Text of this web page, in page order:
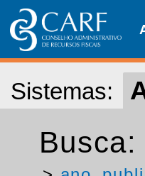
Sistemas:
Busca: